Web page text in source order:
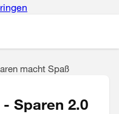
macht Spaß
Sparen 2.0